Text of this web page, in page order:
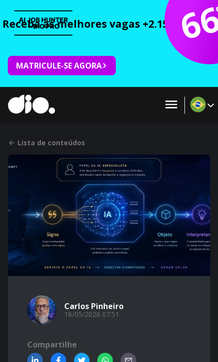
Receba as melhores vagas +2.150 cursos
MATRICULE-SE AGORA
Lista de conteúdos
Carlos Pinheiro
16/05/2026 07:51
Compartilhe